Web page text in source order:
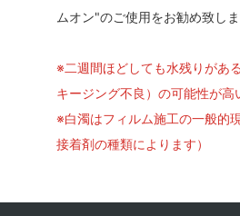
ムオン"のご使用をお勧め致しま
※二週間ほどしても水残りがあ
キージング不良）の可能性が高
※白濁はフィルム施工の一般的
接着剤の種類によります）